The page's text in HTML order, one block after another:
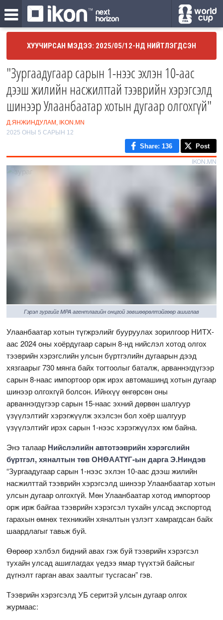
ХУУЧИРСАН МЭДЭЭ: 2025/05/12-НД НИЙТЛЭГДСЭН
"Зургаадугаар сарын 1-нээс эхлэн 10-аас
дээш жилийн насжилттай тээврийн хэрэгсэлд
шинээр Улаанбаатар хотын дугаар олгохгүй"
Д.ЯНЖИНДУЛАМ, IKON.MN
2025 ОНЫ 5 САРЫН 12
Share: 136 Post
IKON.MN
Гэрэл зургийг MPA агентлагийн онцгой зөвшөөрөлтэйгөөр ашиглав
Улаанбаатар хотын түгжрэлийг бууруулах зорилгоор НИТХ-
аас 2024 оны хоёрдугаар сарын 8-нд нийслэл хотод олгох
тээврийн хэрэгслийн улсын бүртгэлийн дугаарын дээд
хязгаарыг 730 мянга байх тогтоолыг баталж, арваннэгдүгээр
сарын 8-наас импортоор орж ирэх автомашинд хотын дугаар
шинээр олгохгүй болсон. Ийнхүү өнгөрсөн оны
арваннэгдүгээр сарын 15-наас эхний дөрвөн шалгуур
үзүүлэлтийг хэрэгжүүлж эхэлсэн бол хоёр шалгуур
үзүүлэлтийг ирэх сарын 1-нээс хэрэгжүүлэх юм байна.
Энэ талаар Нийслэлийн автотээврийн хэрэгслийн
бүртгэл, хяналтын төв ОНӨААТҮГ-ын дарга Э.Ниндэв
“Зургаадугаар сарын 1-нээс эхлэн 10-аас дээш жилийн
насжилттай тээврийн хэрэгсэлд шинээр Улаанбаатар хотын
улсын дугаар олгохгүй. Мөн Улаанбаатар хотод импортоор
орж ирж байгаа тээврийн хэрэгсэл тухайн улсад экспортод
гарахын өмнөх техникийн хяналтын үзлэгт хамрагдсан байх
шаардлагыг тавьж буй.
Өөрөөр хэлбэл бидний авах гэж буй тээврийн хэрэгсэл
тухайн улсад ашиглагдах үедээ ямар түүхтэй байсныг
дүгнэлт гарган авах заалтыг тусгасан” гэв.
Тээврийн хэрэгсэлд УБ серитэй улсын дугаар олгох
журмаас: